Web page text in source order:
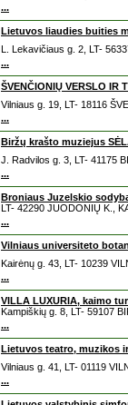
...
Lietuvos liaudies buities
L. Lekavičiaus g. 2, LT-
...
ŠVENČIONIŲ VERSLO IR
Vilniaus g. 19, LT- 18116
...
Biržų krašto muziejus
J. Radvilos g. 3, LT- 41175
...
Broniaus Juzelskio
LT- 42290 JUODONIŲ K.,
...
Vilniaus universiteto
Kairėnų g. 43, LT- 10239
...
VILLA LUXURIA, kaimo
Kampiškių g. 8, LT- 59107
...
Lietuvos teatro, muzikos
Vilniaus g. 41, LT- 01119
...